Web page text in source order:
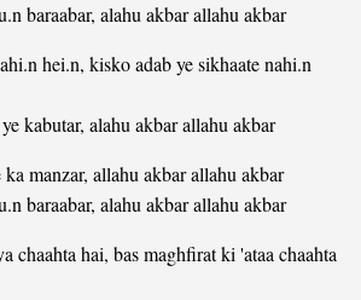
baraabar, alahu akbar allahu akbar
hei.n, kisko adab ye sikhaate nahi.n
kabutar, alahu akbar allahu akbar
manzar, allahu akbar allahu akbar
baraabar, alahu akbar allahu akbar
chaahta hai, bas maghfirat ki 'ataa chaahta